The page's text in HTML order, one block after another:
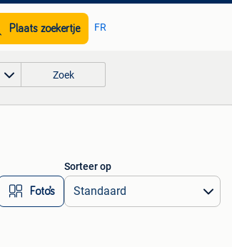
Plaats zoekertje FR
Zoek
Foto’s
Sorteer op